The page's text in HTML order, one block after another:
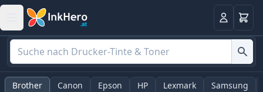
Anmelden
Brother Canon Epson HP Lexmark Samsung